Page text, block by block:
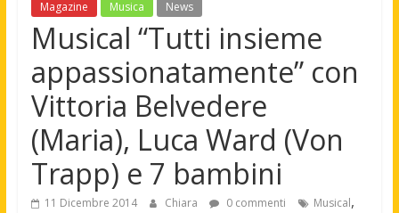
Magazine Musica News
Musical “Tutti insieme
appassionatamente” con
Vittoria Belvedere
(Maria), Luca Ward (Von
Trapp) e 7 bambini
11 Dicembre 2014 Chiara 0 commenti Musical,